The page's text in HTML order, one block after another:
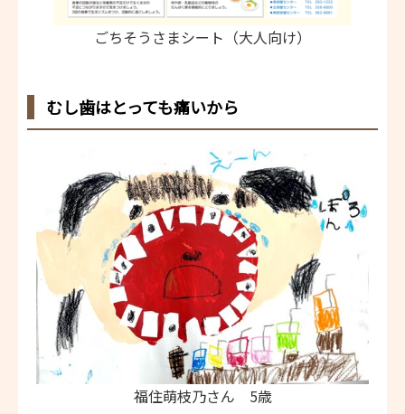
ごちそうさまシート（大人向け）
むし歯はとっても痛いから
福住萌枝乃さん 5歳